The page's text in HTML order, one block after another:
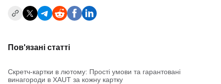
Пов'язані статті
Скретч-картки в лютому: Прості умови та гарантовані
винагороди в XAUT за кожну картку